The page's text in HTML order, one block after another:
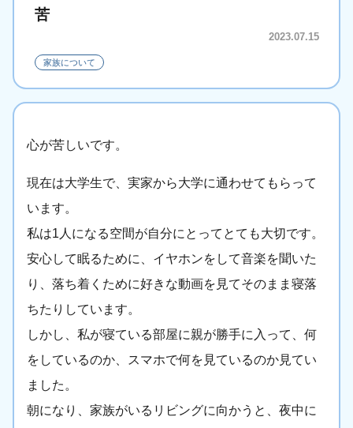
苦
2023.07.15
家族について
心が苦しいです。
現在は大学生で、実家から大学に通わせてもらって
います。
私は1人になる空間が自分にとってとても大切です。
安心して眠るために、イヤホンをして音楽を聞いた
り、落ち着くために好きな動画を見てそのまま寝落
ちたりしています。
しかし、私が寝ている部屋に親が勝手に入って、何
をしているのか、スマホで何を見ているのか見てい
ました。
朝になり、家族がいるリビングに向かうと、夜中に